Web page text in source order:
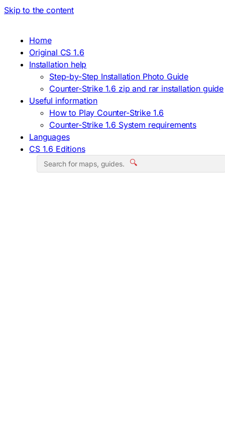
Skip to the content
Home
Original CS 1.6
Installation help
Step-by-Step Installation Photo Guide
Counter-Strike 1.6 zip and rar installation guide
Useful information
How to Play Counter-Strike 1.6
Counter-Strike 1.6 System requirements
Languages
CS 1.6 Editions
🔍